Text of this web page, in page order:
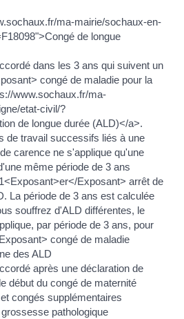
ma-mairie/sochaux-en-
de longue
dans les 3 ans qui suivent un
congé de maladie pour la
www.sochaux.fr/ma-
etat-civil/?
de longue durée (ALD)</a>.
de travail successifs liés à une
carence ne s'applique qu'une
même période de 3 ans
Exposant> arrêt de
La période de 3 ans est calculée
souffrez d'ALD différentes, le
par période de 3 ans, pour
congé de maladie
des ALD
après une déclaration de
début du congé de maternité
congés supplémentaires
pathologique